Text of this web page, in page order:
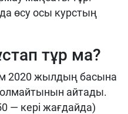
өсу осы курстың
тұр ма?
2020 жылдың басына
айтады.
— кері жағдайда)